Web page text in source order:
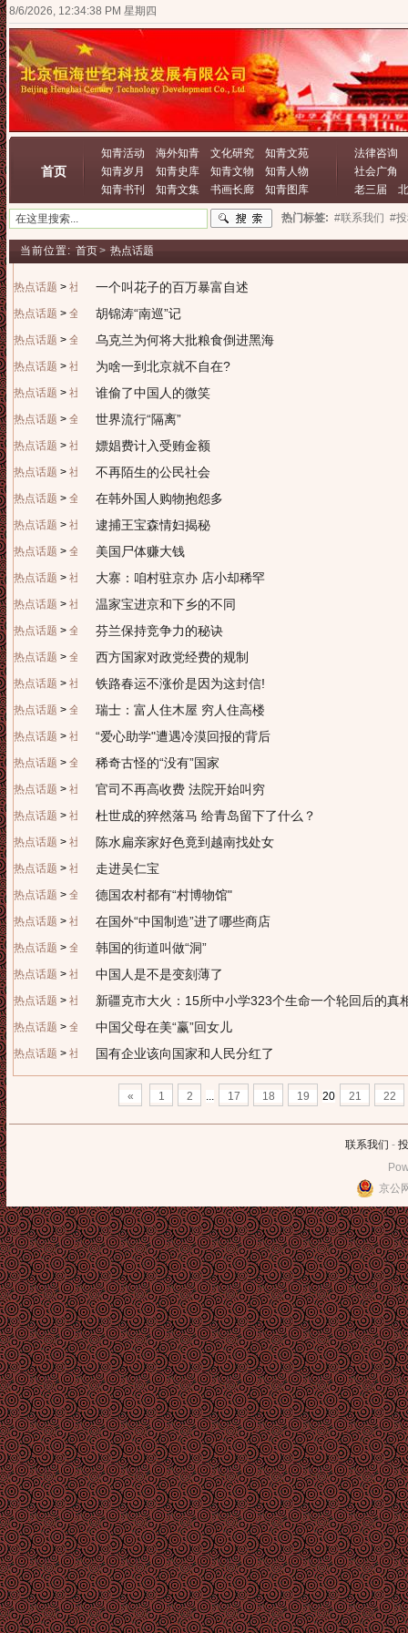
8/6/2026, 12:34:38 PM 星期四
首页
知青活动 海外知青 文化研究
知青文苑
知青岁月
知青史库 知青文物
知青人物
知青书刊
知青文集 书画长廊 知青图库
法律咨询
社会广角
老三届
热门标签: #联系我们 #
当前位置: 首页> 热点话题
热点话题 > 社会广角一个叫花子的百万暴富自述
热点话题 > 全球视野胡锦涛“南巡”记
热点话题 > 全球视野乌克兰为何将大批粮食倒进黑海
热点话题 > 社会广角为啥一到北京就不自在?
热点话题 > 社会广角谁偷了中国人的微笑
热点话题 > 全球视野世界流行“隔离”
热点话题 > 社会广角嫖娼费计入受贿金额
热点话题 > 社会广角不再陌生的公民社会
热点话题 > 全球视野在韩外国人购物抱怨多
热点话题 > 社会广角逮捕王宝森情妇揭秘
热点话题 > 全球视野美国尸体赚大钱
热点话题 > 社会广角大寨：咱村驻京办 店小却稀罕
热点话题 > 社会广角温家宝进京和下乡的不同
热点话题 > 全球视野芬兰保持竞争力的秘诀
热点话题 > 全球视野西方国家对政党经费的规制
热点话题 > 社会广角铁路春运不涨价是因为这封信!
热点话题 > 全球视野瑞士：富人住木屋 穷人住高楼
热点话题 > 社会广角“爱心助学"遭遇冷漠回报的背后
热点话题 > 全球视野稀奇古怪的“没有”国家
热点话题 > 社会广角官司不再高收费 法院开始叫穷
热点话题 > 社会广角杜世成的猝然落马 给青岛留下了什么？
热点话题 > 社会广角陈水扁亲家好色竟到越南找处女
热点话题 > 社会广角走进吴仁宝
热点话题 > 全球视野德国农村都有“村博物馆"
热点话题 > 社会广角在国外“中国制造”进了哪些商店
热点话题 > 全球视野韩国的街道叫做“洞”
热点话题 > 社会广角中国人是不是变刻薄了
热点话题 > 社会广角新疆克市大火：15所中小学323个生命一个轮回后的真
热点话题 > 全球视野中国父母在美“赢”回女儿
热点话题 > 社会广角国有企业该向国家和人民分红了
« 1 2 ... 17 18 19 20 21 22
联系我们 -
京公